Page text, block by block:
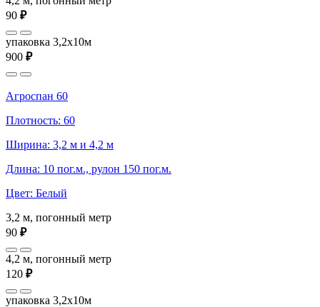
90 ₽
упаковка 3,2x10м
900 ₽
Агроспан 60
Плотность: 60
Ширина: 3,2 м и 4,2 м
Длина: 10 пог.м., рулон 150 пог.м.
Цвет: Белый
3,2 м, погонный метр
90 ₽
4,2 м, погонный метр
120 ₽
упаковка 3,2x10м